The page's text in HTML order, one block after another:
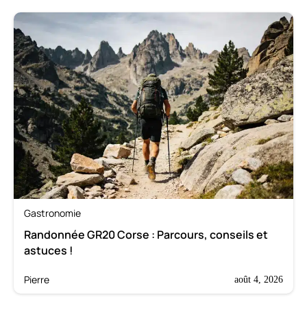
Gastronomie
Randonnée GR20 Corse : Parcours, conseils et
astuces !
Pierre août 4, 2026